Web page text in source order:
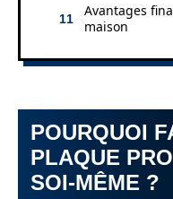
Avantages
maison
POURQUOI
PLAQUE
SOI-MÊME ?